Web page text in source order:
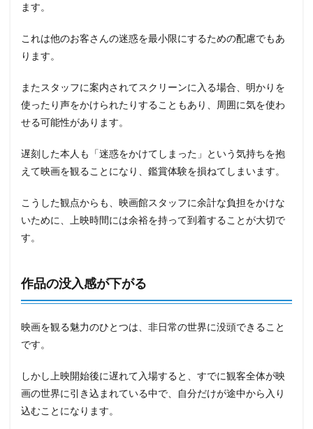
ます。
これは他のお客さんの迷惑を最小限にするための配慮でもあ
ります。
またスタッフに案内されてスクリーンに入る場合、明かりを
使ったり声をかけられたりすることもあり、周囲に気を使わ
せる可能性があります。
遅刻した本人も「迷惑をかけてしまった」という気持ちを抱
えて映画を観ることになり、鑑賞体験を損ねてしまいます。
こうした観点からも、映画館スタッフに余計な負担をかけな
いために、上映時間には余裕を持って到着することが大切で
す。
作品の没入感が下がる
映画を観る魅力のひとつは、非日常の世界に没頭できること
です。
しかし上映開始後に遅れて入場すると、すでに観客全体が映
画の世界に引き込まれている中で、自分だけが途中から入り
込むことになります。